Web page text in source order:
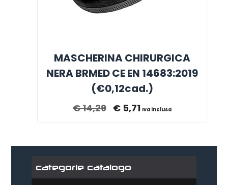
MASCHERINA CHIRURGICA
NERA BRMED CE EN 14683:2019
(€0,12cad.)
€14,29 € 5,71 Iva inclusa
categorie catalogo